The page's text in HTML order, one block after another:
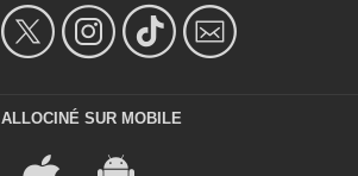
ALLOCINÉ SUR MOBILE